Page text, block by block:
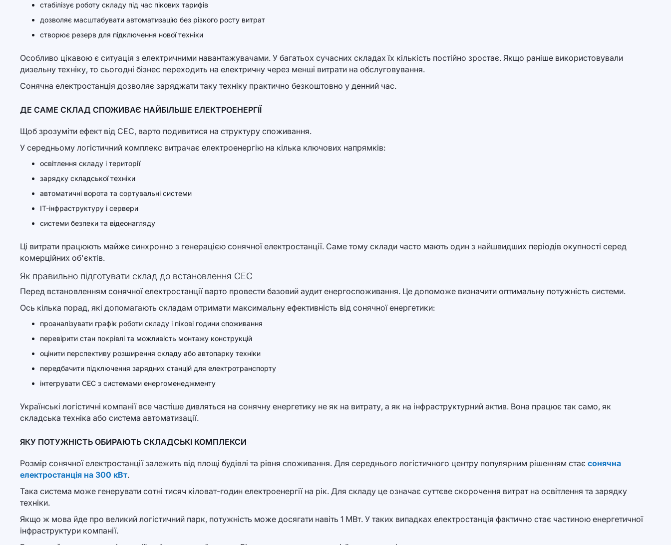
стабілізує роботу складу під час пікових тарифів
дозволяє масштабувати автоматизацію без різкого росту витрат
створює резерв для підключення нової техніки
Особливо цікавою є ситуація з електричними навантажувачами. У багатьох сучасних складах їх кількість постійно зростає. Якщо раніше використовували
дизельну техніку, то сьогодні бізнес переходить на електричну через менші витрати на обслуговування.
Сонячна електростанція дозволяє заряджати таку техніку практично безкоштовно у денний час.
ДЕ САМЕ СКЛАД СПОЖИВАЄ НАЙБІЛЬШЕ ЕЛЕКТРОЕНЕРГІЇ
Щоб зрозуміти ефект від СЕС, варто подивитися на структуру споживання.
У середньому логістичний комплекс витрачає електроенергію на кілька ключових напрямків:
освітлення складу і території
зарядку складської техніки
автоматичні ворота та сортувальні системи
IT-інфраструктуру і сервери
системи безпеки та відеонагляду
Ці витрати працюють майже синхронно з генерацією сонячної електростанції. Саме тому склади часто мають один з найшвидших періодів окупності серед
комерційних об'єктів.
Як правильно підготувати склад до встановлення СЕС
Перед встановленням сонячної електростанції варто провести базовий аудит енергоспоживання. Це допоможе визначити оптимальну потужність системи.
Ось кілька порад, які допомагають складам отримати максимальну ефективність від сонячної енергетики:
проаналізувати графік роботи складу і пікові години споживання
перевірити стан покрівлі та можливість монтажу конструкцій
оцінити перспективу розширення складу або автопарку техніки
передбачити підключення зарядних станцій для електротранспорту
інтегрувати СЕС з системами енергоменеджменту
Українські логістичні компанії все частіше дивляться на сонячну енергетику не як на витрату, а як на інфраструктурний актив. Вона працює так само, як
складська техніка або система автоматизації.
ЯКУ ПОТУЖНІСТЬ ОБИРАЮТЬ СКЛАДСЬКІ КОМПЛЕКСИ
Розмір сонячної електростанції залежить від площі будівлі та рівня споживання. Для середнього логістичного центру популярним рішенням стає сонячна
електростанція на 300 кВт.
Така система може генерувати сотні тисяч кіловат-годин електроенергії на рік. Для складу це означає суттєве скорочення витрат на освітлення та зарядку
техніки.
Якщо ж мова йде про великий логістичний парк, потужність може досягати навіть 1 МВт. У таких випадках електростанція фактично стає частиною енергетичної
інфраструктури компанії.